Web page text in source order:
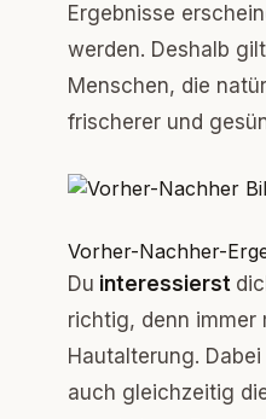
Ergebnisse
werden. Deshalb
Menschen, die
frischerer und
Vorher-Nachher-
Du interessierst
richtig, denn immer
Hautalterung.
auch gleichzeitig